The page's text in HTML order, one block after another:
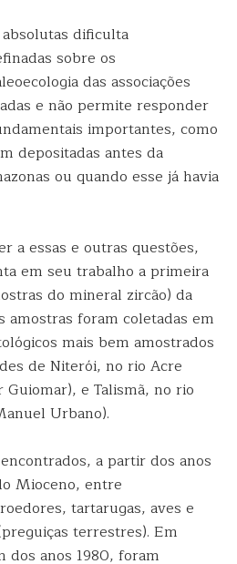
absolutas dificulta
sobre os
das associações
e não permite responder
importantes, como
depositadas antes da
ou quando esse já havia
a essas e outras questões,
em seu trabalho a primeira
do mineral zircão) da
amostras foram coletadas em
mais bem amostrados
de Niterói, no rio Acre
e Talismã, no rio
Urbano).
a partir dos anos
Mioceno, entre
tartarugas, aves e
terrestres). Em
dos anos 1980, foram